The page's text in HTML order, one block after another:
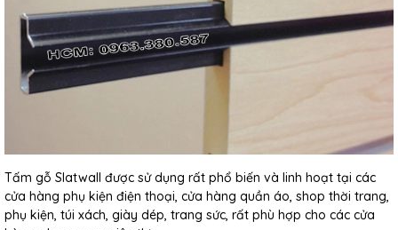
Tấm gỗ Slatwall được sử dụng rất phổ biến và linh hoạt tại các
cửa hàng phụ kiện điện thoại, cửa hàng quần áo, shop thời trang,
phụ kiện, túi xách, giày dép, trang sức, rất phù hợp cho các cửa